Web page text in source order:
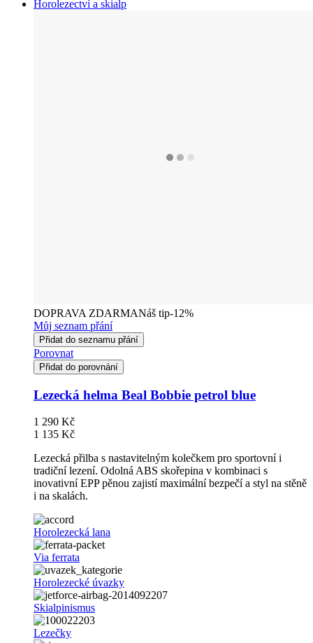
Horolezectví a skialp
DOPRAVA ZDARMANáš tip-12%
Můj seznam přání
Přidat do seznamu přání
Porovnat
Přidat do porovnání
Lezecká helma Beal Bobbie petrol blue
1 290 Kč
1 135 Kč
Lezecká přilba s nastavitelným kolečkem pro sportovní i
tradiční lezení. Odolná ABS skořepina v kombinaci s
inovativní EPP pěnou zajistí maximální bezpečí a styl na stěně
i na skalách.
Horolezecká lana
Via ferrata
Horolezecké úvazky
Skialpinismus
Lezečky